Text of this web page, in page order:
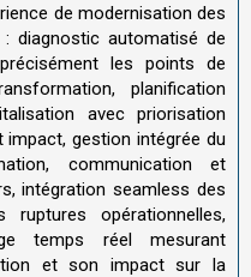
de modernisation des
diagnostic automatisé de
les points de
planification
avec priorisation
gestion intégrée du
communication et
intégration seamless des
opérationnelles,
temps réel mesurant
et son impact sur la